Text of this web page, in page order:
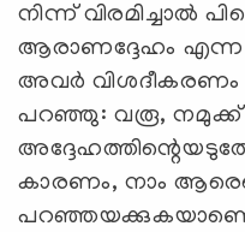
നിന്ന് വിരമിച്ചാല്‍
ആരാണദ്ദേഹം എന്ന
അവര്‍ വിശദീകരണം
പറഞ്ഞു: വരൂ, നമുക്ക്
കാരണം, നാം